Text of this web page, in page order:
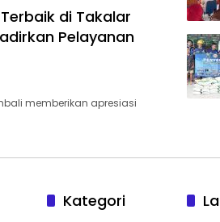
di Takalar
Pelayanan
memberikan apresiasi
Kategori